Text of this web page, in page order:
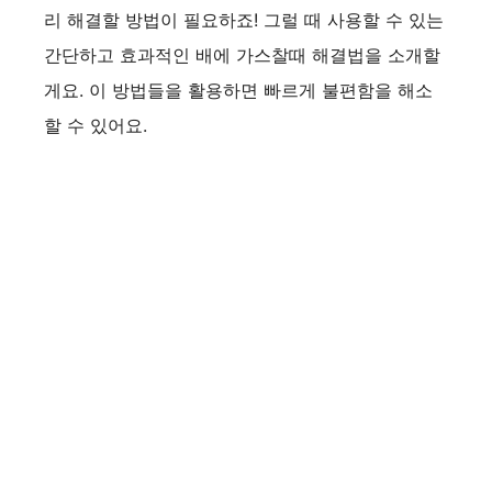
리 해결할 방법이 필요하죠! 그럴 때 사용할 수 있는
간단하고 효과적인 배에 가스찰때 해결법을 소개할
게요. 이 방법들을 활용하면 빠르게 불편함을 해소
할 수 있어요.